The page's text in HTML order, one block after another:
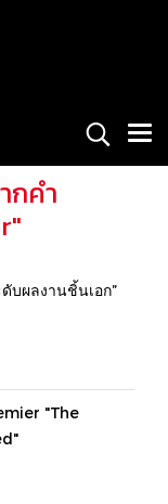
กคำ
บผลงานชิ้นเอก”
"The